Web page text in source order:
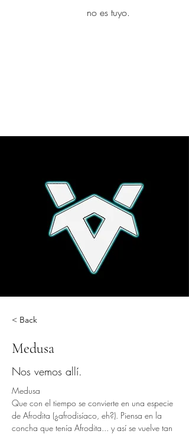
no es tuyo.
< Back
Medusa
Nos vemos allí.
Medusa
Que con el tiempo se convierte en una especie
de Afrodita (¿afrodisíaco, eh?). Piensa en la
concha que tenía Afrodita... y así se vuelve tan